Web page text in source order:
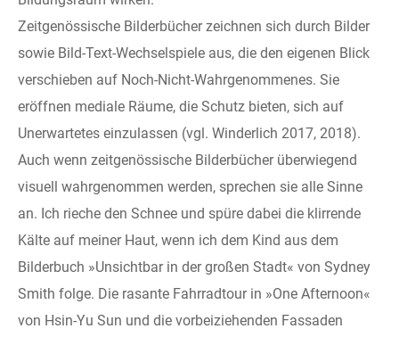
Zeitgenössische Bilderbücher zeichnen sich durch Bilder
sowie Bild-Text-Wechselspiele aus, die den eigenen Blick
verschieben auf Noch-Nicht-Wahrgenommenes. Sie
eröffnen mediale Räume, die Schutz bieten, sich auf
Unerwartetes einzulassen (vgl. Winderlich 2017, 2018).
Auch wenn zeitgenössische Bilderbücher überwiegend
visuell wahrgenommen werden, sprechen sie alle Sinne
an. Ich rieche den Schnee und spüre dabei die klirrende
Kälte auf meiner Haut, wenn ich dem Kind aus dem
Bilderbuch »Unsichtbar in der großen Stadt« von Sydney
Smith folge. Die rasante Fahrradtour in »One Afternoon«
von Hsin-Yu Sun und die vorbeiziehenden Fassaden